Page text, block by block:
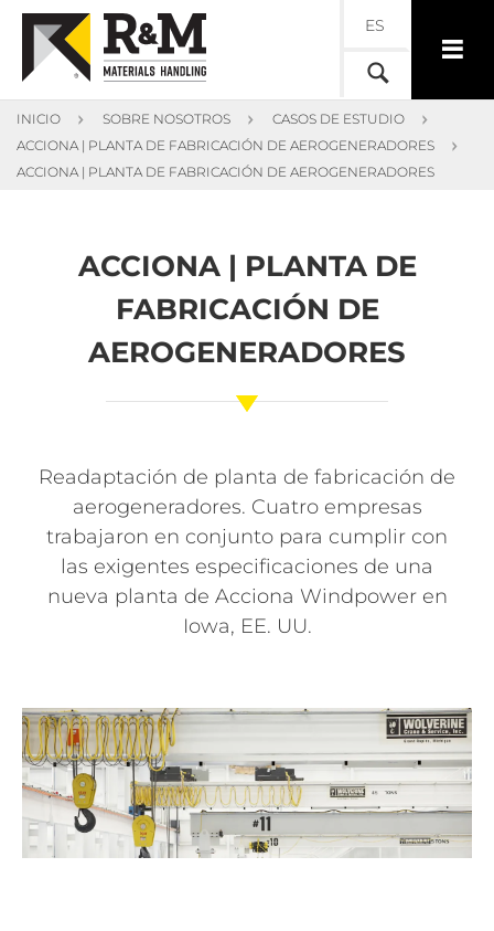
ES
INICIO SOBRE NOSOTROS
CASOS DE ESTUDIO
ACCIONA | PLANTA DE FABRICACIÓN DE AEROGENERADORES
ACCIONA | PLANTA DE FABRICACIÓN DE AEROGENERADORES
ACCIONA | PLANTA DE
FABRICACIÓN DE
AEROGENERADORES
Readaptación de planta de fabricación de
aerogeneradores. Cuatro empresas
trabajaron en conjunto para cumplir con
las exigentes especificaciones de una
nueva planta de Acciona Windpower en
Iowa, EE. UU.